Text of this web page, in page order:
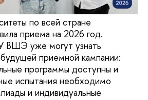
по всей стране
приема на 2026 год.
ВШЭ уже могут узнать
приемной кампании:
программы доступны и
испытания необходимо
и индивидуальные